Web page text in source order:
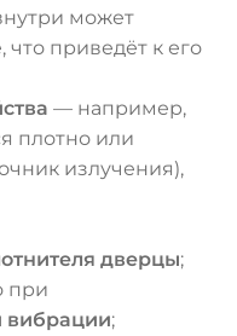
может
что приведёт к его
— например,
плотно или
излучения),
дверцы;
при
вибрации;